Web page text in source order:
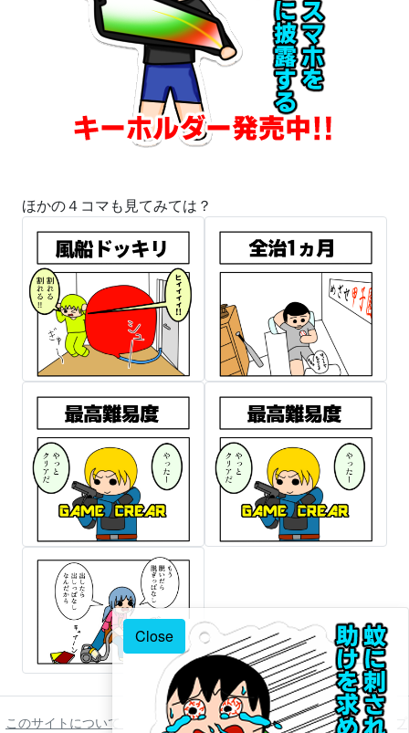
Close
ほかの４コマも見てみては？
このサイトについて ご利用について 著作権について 免責事項